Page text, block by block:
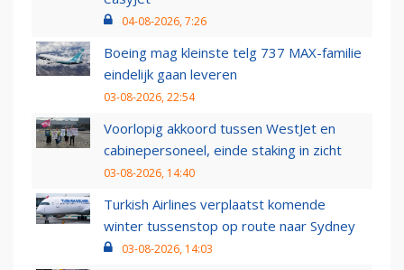
04-08-2026, 7:26
Boeing mag kleinste telg 737 MAX-familie
eindelijk gaan leveren
03-08-2026, 22:54
Voorlopig akkoord tussen WestJet en
cabinepersoneel, einde staking in zicht
03-08-2026, 14:40
Turkish Airlines verplaatst komende
winter tussenstop op route naar Sydney
03-08-2026, 14:03